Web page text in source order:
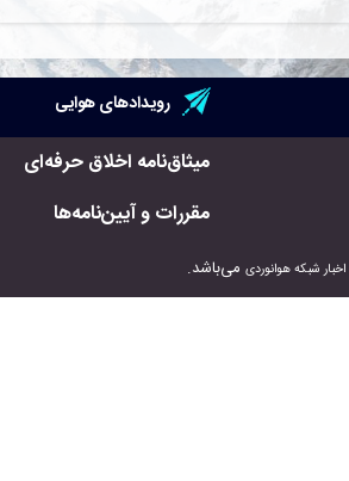
رویدادهای هوایی
میثاق‌نامه اخلاق حرفه‌ای
مقررات و آیین‌نامه‌ها
اخبار شبکه هوانوردی می‌باشد.